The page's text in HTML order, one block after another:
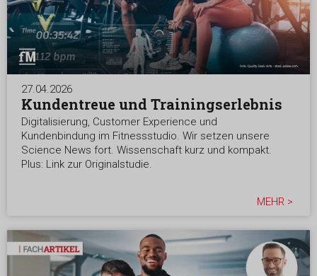
27.04.2026
Kundentreue und Trainingserlebnis
Digitalisierung, Customer Experience und
Kundenbindung im Fitnessstudio. Wir setzen unsere
Science News fort. Wissenschaft kurz und kompakt.
Plus: Link zur Originalstudie.
MEHR >